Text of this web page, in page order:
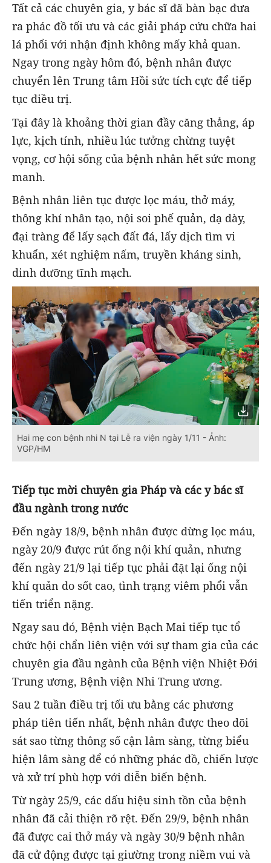
Tất cả các chuyên gia, y bác sĩ đã bàn bạc đưa
ra phác đồ tối ưu và các giải pháp cứu chữa hai
lá phổi với nhận định không mấy khả quan.
Ngay trong ngày hôm đó, bệnh nhân được
chuyển lên Trung tâm Hồi sức tích cực để tiếp
tục điều trị.
Tại đây là khoảng thời gian đầy căng thẳng, áp
lực, kịch tính, nhiều lúc tưởng chừng tuyệt
vọng, cơ hội sống của bệnh nhân hết sức mong
manh.
Bệnh nhân liên tục được lọc máu, thở máy,
thông khí nhân tạo, nội soi phế quản, dạ dày,
đại tràng để lấy sạch đất đá, lấy dịch tìm vi
khuẩn, xét nghiệm nấm, truyền kháng sinh,
dinh dưỡng tĩnh mạch.
Hai mẹ con bệnh nhi N tại Lễ ra viện ngày 1/11 - Ảnh:
VGP/HM
Tiếp tục mời chuyên gia Pháp và các y bác sĩ
đầu ngành trong nước
Đến ngày 18/9, bệnh nhân được dừng lọc máu,
ngày 20/9 được rút ống nội khí quản, nhưng
đến ngày 21/9 lại tiếp tục phải đặt lại ống nội
khí quản do sốt cao, tình trạng viêm phổi vẫn
tiến triển nặng.
Ngay sau đó, Bệnh viện Bạch Mai tiếp tục tổ
chức hội chẩn liên viện với sự tham gia của các
chuyên gia đầu ngành của Bệnh viện Nhiệt Đới
Trung ương, Bệnh viện Nhi Trung ương.
Sau 2 tuần điều trị tối ưu bằng các phương
pháp tiên tiến nhất, bệnh nhân được theo dõi
sát sao từng thông số cận lâm sàng, từng biểu
hiện lâm sàng để có những phác đồ, chiến lược
và xử trí phù hợp với diễn biến bệnh.
Từ ngày 25/9, các dấu hiệu sinh tồn của bệnh
nhân đã cải thiện rõ rệt. Đến 29/9, bệnh nhân
đã được cai thở máy và ngày 30/9 bệnh nhân
đã cử động được tại giường trong niềm vui và